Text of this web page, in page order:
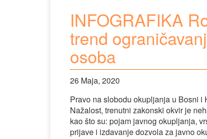
INFOGRAFIKA
trend
osoba
26 Maja, 2020
Pravo na slobodu okupljanja u Bosni
Nažalost, trenutni zakonski okvir je
kao što su: pojam javnog okupljanja,
prijave i izdavanje dozvola za javno